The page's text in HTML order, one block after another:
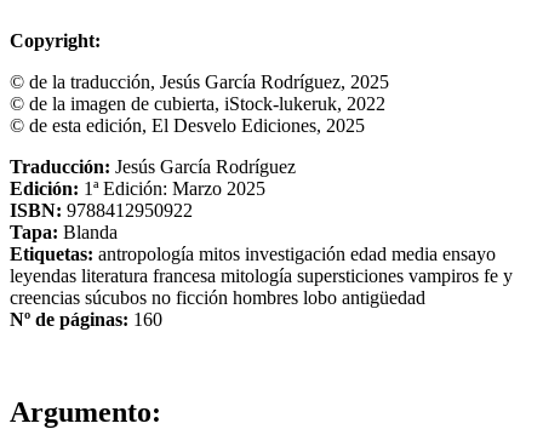
Copyright:
© de la traducción, Jesús García Rodríguez, 2025
© de la imagen de cubierta, iStock-lukeruk, 2022
© de esta edición, El Desvelo Ediciones, 2025
Traducción: Jesús García Rodríguez
Edición: 1ª Edición: Marzo 2025
ISBN: 9788412950922
Tapa: Blanda
Etiquetas: antropología mitos investigación edad media ensayo
leyendas literatura francesa mitología supersticiones vampiros fe y
creencias súcubos no ficción hombres lobo antigüedad
Nº de páginas: 160
Argumento: